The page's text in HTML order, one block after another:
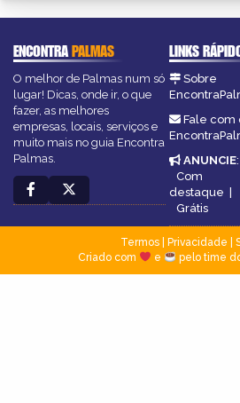
ENCONTRAPALMAS
O melhor de Palmas num só
lugar! Dicas, onde ir, o que
fazer, as melhores
empresas, locais, serviços e
muito mais no guia Encontra
Palmas.
LINKS
Sobre
Fale com
ANUNCIE:
Com
destaque |
Grátis
Termos| Privacidade
Criado com
e pelo time